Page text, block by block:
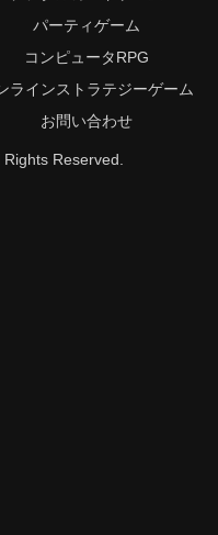
パーティゲーム
コンピュータRPG
ラインストラテジーゲーム
お問い合わせ
Reserved.